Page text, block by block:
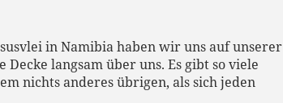
in Namibia haben wir uns auf unserer
langsam über uns. Es gibt so viele
nichts anderes übrigen, als sich jeden